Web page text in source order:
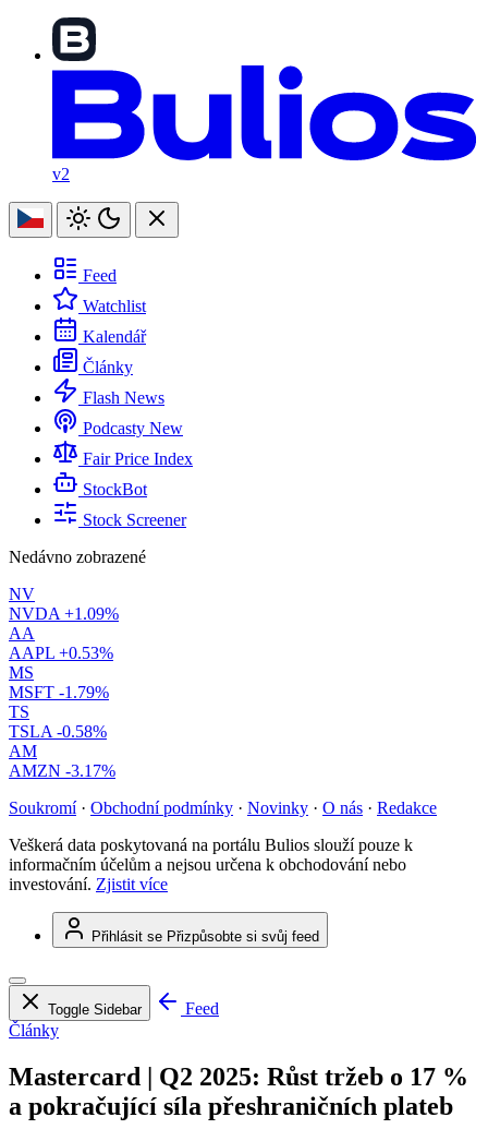
v2
Feed
Watchlist
Kalendář
Články
Flash News
Podcasty New
Fair Price Index
StockBot
Stock Screener
Nedávno zobrazené
NV
NVDA +1.09%
AA
AAPL +0.53%
MS
MSFT -1.79%
TS
TSLA -0.58%
AM
AMZN -3.17%
Soukromí · Obchodní podmínky · Novinky · O nás · Redakce
Veškerá data poskytovaná na portálu Bulios slouží pouze k
informačním účelům a nejsou určena k obchodování nebo
investování. Zjistit více
Přihlásit se Přizpůsobte si svůj feed
Toggle Sidebar
Feed
Články
Mastercard | Q2 2025: Růst tržeb o 17 %
a pokračující síla přeshraničních plateb